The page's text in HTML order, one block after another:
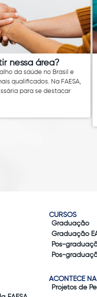
nessa área?
da saúde no Brasil e
qualificados. Na FAESA,
para se destacar
CURSOS
Graduação
Graduação
Pós-
Pós-
ACONTECE
Projetos de